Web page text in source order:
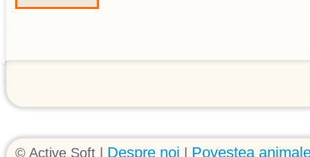
© Active Soft | Despre noi
Povestea